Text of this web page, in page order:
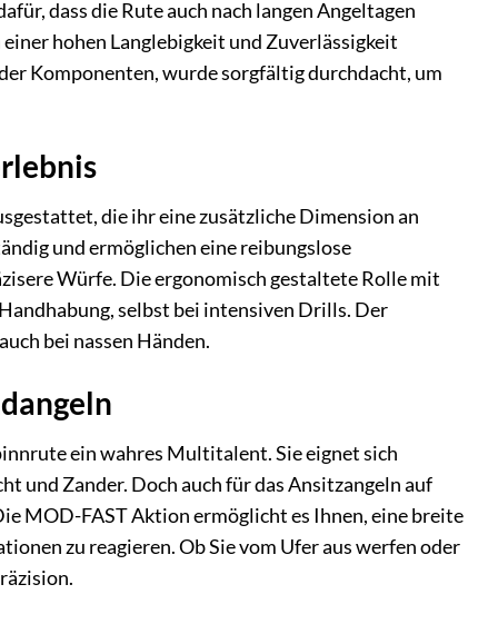
dass die Rute auch nach langen Angeltagen
hohen Langlebigkeit und Zuverlässigkeit
Komponenten, wurde sorgfältig durchdacht, um
die ihr eine zusätzliche Dimension an
und ermöglichen eine reibungslose
Würfe. Die ergonomisch gestaltete Rolle mit
selbst bei intensiven Drills. Der
bei nassen Händen.
ein wahres Multitalent. Sie eignet sich
und Zander. Doch auch für das Ansitzangeln auf
MOD-FAST Aktion ermöglicht es Ihnen, eine breite
zu reagieren. Ob Sie vom Ufer aus werfen oder